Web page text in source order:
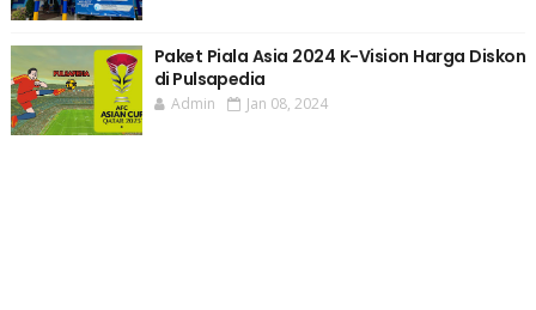
Paket Piala Asia 2024 K-Vision Harga Diskon
di Pulsapedia
Admin Jan 08, 2024